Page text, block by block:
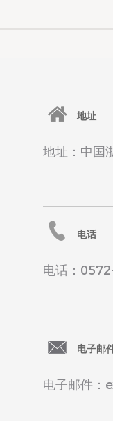
地址
地址：中国
电话
电话：
电子邮
电子邮件